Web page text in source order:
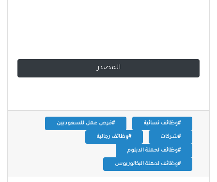
المصدر
#وظائف نسائية #فرص عمل للسعوديين
#شركات #وظائف رجالية
#وظائف لحملة الدبلوم
#وظائف لحملة البكالوريوس